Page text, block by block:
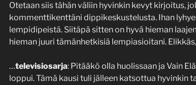
Otetaan siis tähän väliin hyvinkin kevyt kirjoitus,
kommenttikenttäni dippikeskustelusta. Ihan
lempidipeistä. Siitäpä sitten on hyvä hieman
hieman juuri tämänhetkisiä lempiasioitani. Elikkäs,
…televisiosarja: Pitääkö olla huolissaan ja Vain
loppui. Tämä kausi tuli jälleen katsottua hyvinkin